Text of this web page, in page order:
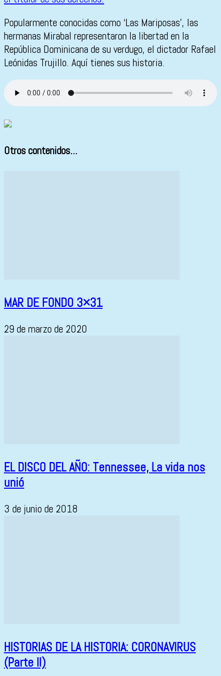
Popularmente conocidas como ‘Las Mariposas’, las
hermanas Mirabal representaron la libertad en la
República Dominicana de su verdugo, el dictador Rafael
Leónidas Trujillo. Aquí tienes sus historia.
Otros contenidos...
MAR DE FONDO 3×31
29 de marzo de 2020
EL DISCO DEL AÑO: Tennessee, La vida nos
unió
3 de junio de 2018
HISTORIAS DE LA HISTORIA: CORONAVIRUS
(Parte II)